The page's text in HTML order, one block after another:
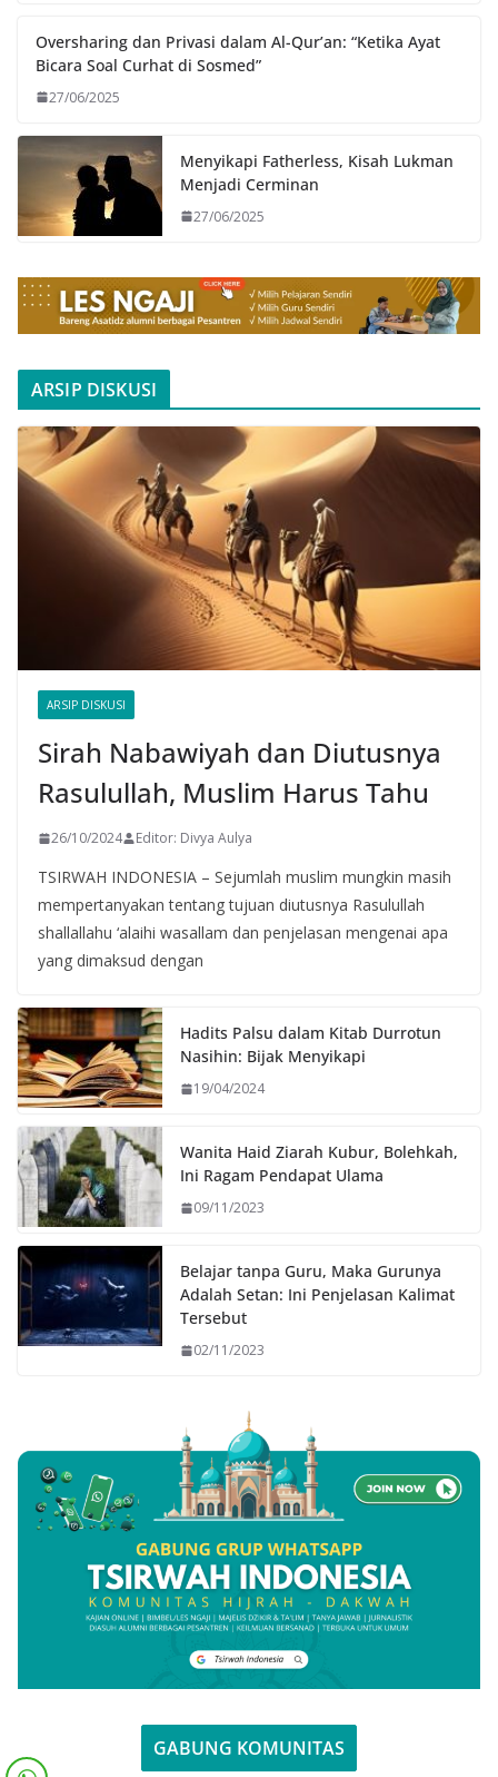
Oversharing dan Privasi dalam Al-Qur’an: “Ketika Ayat
Bicara Soal Curhat di Sosmed”
27/06/2025
Menyikapi Fatherless, Kisah Lukman
Menjadi Cerminan
27/06/2025
ARSIP DISKUSI
ARSIP DISKUSI
Sirah Nabawiyah dan Diutusnya
Rasulullah, Muslim Harus Tahu
26/10/2024 Editor: Divya Aulya
TSIRWAH INDONESIA – Sejumlah muslim mungkin masih
mempertanyakan tentang tujuan diutusnya Rasulullah
shallallahu ‘alaihi wasallam dan penjelasan mengenai apa
yang dimaksud dengan
Hadits Palsu dalam Kitab Durrotun
Nasihin: Bijak Menyikapi
19/04/2024
Wanita Haid Ziarah Kubur, Bolehkah,
Ini Ragam Pendapat Ulama
09/11/2023
Belajar tanpa Guru, Maka Gurunya
Adalah Setan: Ini Penjelasan Kalimat
Tersebut
02/11/2023
GABUNG KOMUNITAS